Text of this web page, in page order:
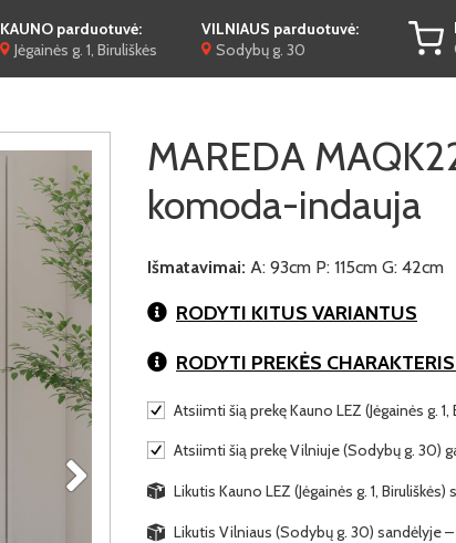
KAUNO parduotuvė:
Jėgainės g. 1, Biruliškės
VILNIAUS parduotuvė:
Sodybų g. 30
MAREDA
komoda-indauja
Išmatavimai: A: 93cm P: 115cm G: 42cm
RODYTI KITUS VARIANTUS
RODYTI PREKĖS
Atsiimti šią prekę Kauno LEZ (Jėgainės g.
Atsiimti šią prekę Vilniuje (Sodybų g. 30)
Likutis Kauno LEZ (Jėgainės g. 1,
Likutis Vilniaus (Sodybų g. 30) sandėlyje